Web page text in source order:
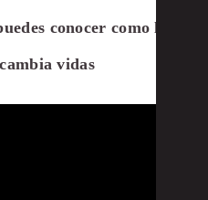
conocer como la
cambia vidas